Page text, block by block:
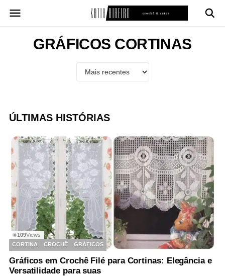
para
GRÁFICOS CORTINAS
ÚLTIMAS HISTÓRIAS
◉109Views
CORTINA
CROCHÊ GRÁFICOS
Gráficos em Crochê Filé para Cortinas: Elegância e
Versatilidade para suas